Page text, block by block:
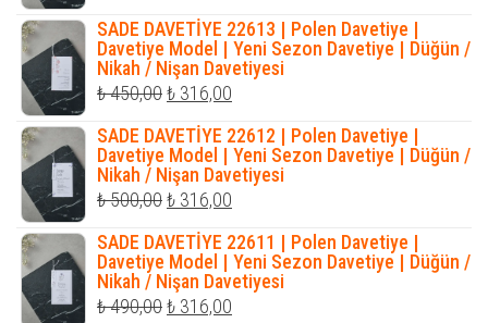
fiyat:
₺ 500,00.fiyat:
₺ 345,00.
SADE DAVETİYE 22613 | Polen Davetiye |
Davetiye Model | Yeni Sezon Davetiye | Düğün /
Nikah / Nişan Davetiyesi
₺450,00Orijinal
fiyat:
₺ 450,00.
₺ 316,00
fiyat:
₺ 316,00.
SADE DAVETİYE 22612 | Polen Davetiye |
Davetiye Model | Yeni Sezon Davetiye | Düğün /
Nikah / Nişan Davetiyesi
₺500,00Orijinal
fiyat:
₺ 500,00.
₺ 316,00
fiyat:
₺ 316,00.
SADE DAVETİYE 22611 | Polen Davetiye |
Davetiye Model | Yeni Sezon Davetiye | Düğün /
Nikah / Nişan Davetiyesi
₺490,00Orijinal
₺ 316,00